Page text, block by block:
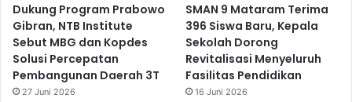
Dukung Program Prabowo
Gibran, NTB Institute
Sebut MBG dan Kopdes
Solusi Percepatan
Pembangunan Daerah 3T
27 Juni 2026
SMAN 9 Mataram Terima
396 Siswa Baru, Kepala
Sekolah Dorong
Revitalisasi Menyeluruh
Fasilitas Pendidikan
16 Juni 2026